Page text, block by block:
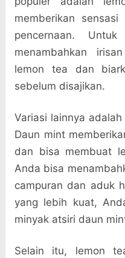
memberikan
pencernaan.
menambahkan
lemon tea dan
sebelum disajikan.
Variasi lainnya
Daun mint
dan bisa membuat
Anda bisa
campuran dan aduk
yang lebih kuat,
minyak atsiri daun
Selain itu, lemon